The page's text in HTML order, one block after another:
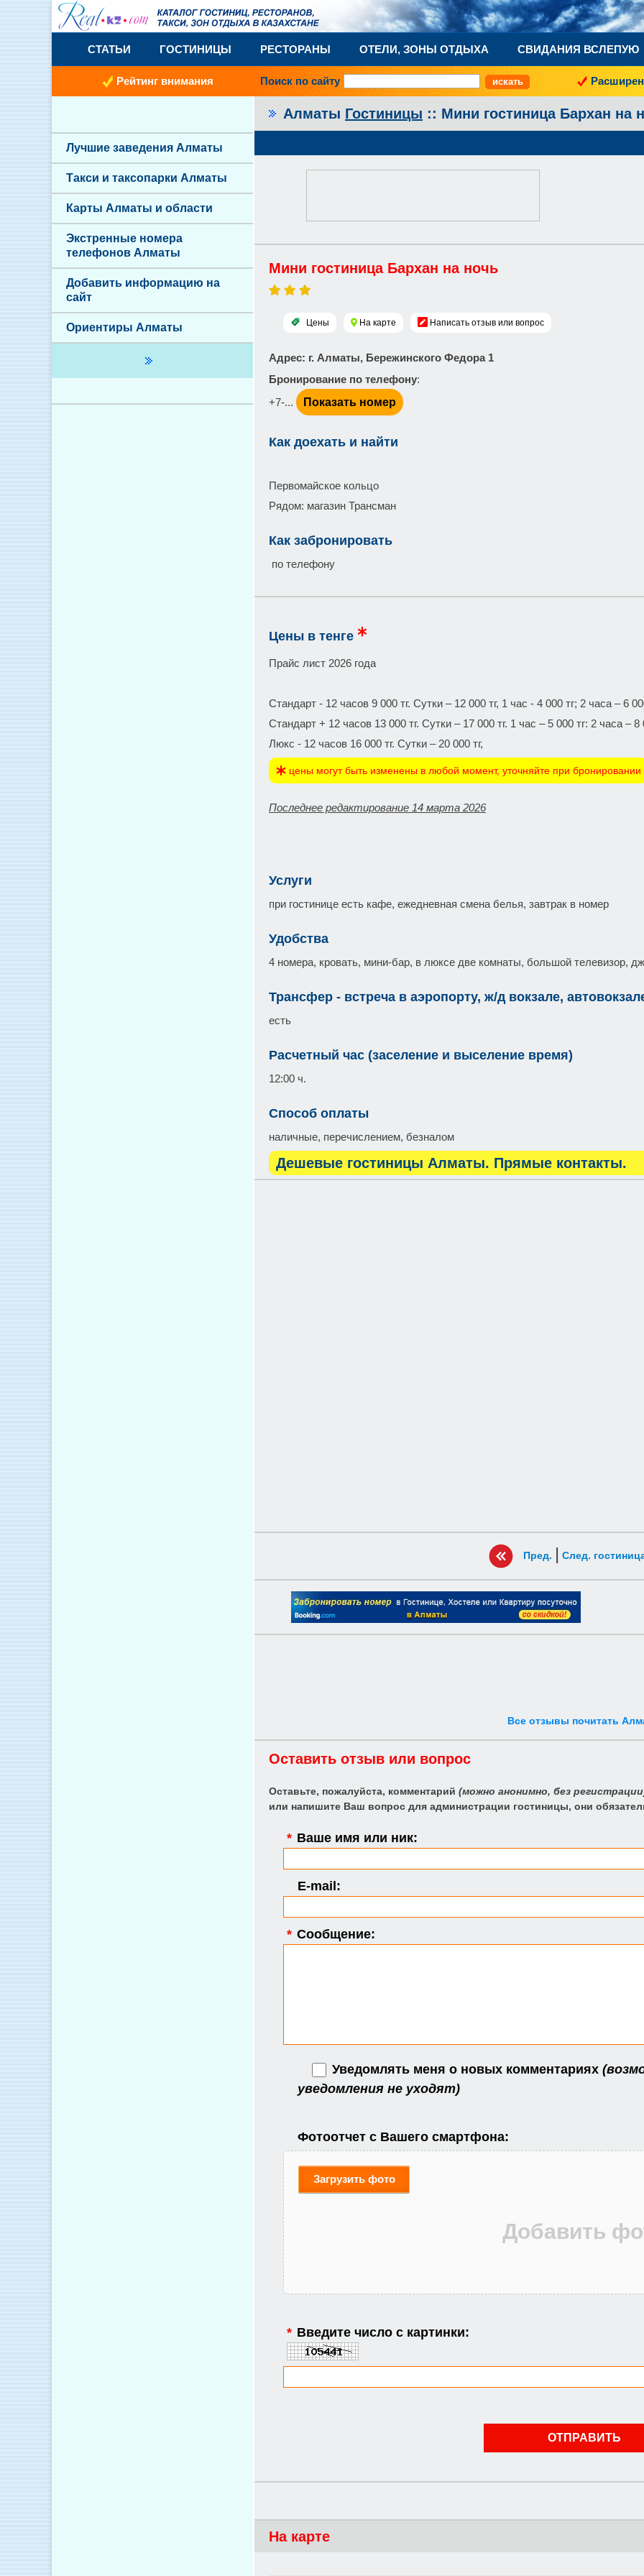
СТАТЬИ ГОСТИНИЦЫ РЕСТОРАНЫ ОТЕЛИ, ЗОНЫ ОТДЫХА СВИДАНИЯ ВСЛЕПУЮ
Рейтинг внимания Поиск по сайту
Алматы Гостиницы :: Мини гостиница Бархан на
Мини гостиница Бархан на ночь
Цены На карте Написать отзыв или вопрос
Адрес: г. Алматы, Бережинского Федора 1
Бронирование по телефону:
+7-...
Показать номер
Как доехать и найти
Первомайское кольцо
Рядом: магазин Трансман
Как забронировать
по телефону
Цены в тенге
Прайс лист 2026 года
Стандарт - 12 часов 9 000 тг. Сутки – 12 000 тг, 1 час - 4 000 тг; 2 часа – 6
Стандарт + 12 часов 13 000 тг. Сутки – 17 000 тг. 1 час – 5 000 тг: 2 часа – 8
Люкс - 12 часов 16 000 тг. Сутки – 20 000 тг,
цены могут быть изменены в любой момент, уточняйте при бронировании
Последнее редактирование 14 марта 2026
Услуги
при гостинице есть кафе, ежедневная смена белья, завтрак в номер
Удобства
4 номера, кровать, мини-бар, в люксе две комнаты, большой телевизор,
Трансфер - встреча в аэропорту, ж/д вокзале,
есть
Расчетный час (заселение и выселение время)
12:00 ч.
Способ оплаты
наличные, перечислением, безналом
Дешевые гостиницы Алматы. Прямые контакты.
Пред. | След.
Все отзывы почитать
Оставить отзыв или вопрос
Оставьте, пожалуйста, комментарий (можно анонимно, без
или напишите Ваш вопрос для администрации гостиницы, они
* Ваше имя или ник:
E-mail:
* Сообщение:
Уведомлять меня о новых комментариях
уведомления не уходят)
Фотоотчет с Вашего смартфона:
Загрузить фото
* Введите число с картинки:
На карте
Лучшие заведения Алматы
Такси и таксопарки Алматы
Карты Алматы и области
Экстренные номера
телефонов Алматы
Добавить информацию на
сайт
Ориентиры Алматы